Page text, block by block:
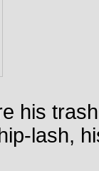
his
lash,